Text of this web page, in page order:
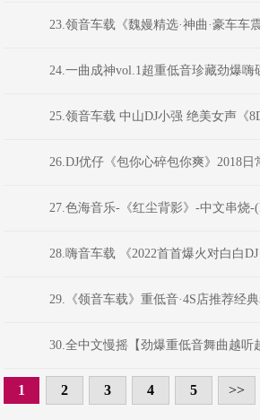
23.领音车载《魏嫚精选·神曲·豪车车
24.一曲成神vol.1超重低音珍藏劲爆嗨
25.领音车载 中山DJ小强 绝美女声《
26.DJ优仔《包你心碎包你爽》2018
27.色海音乐-《红尘背影》-中文串烧-
28.嗨音车载 《2022首首爆火对白白
29.《领音车载》重低音·4S店推荐经
30.全中文慢摇【劲爆重低音舞曲越听
1 2 3 4 5 >>